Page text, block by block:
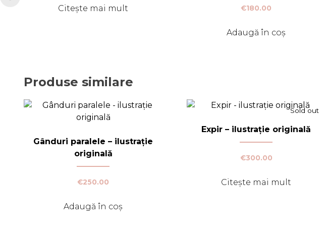
Citește mai mult €180.00
Adaugă în coș
Produse similare
Gânduri paralele – ilustrație
originală
€250.00
Adaugă în coș
Expir – ilustrație originală
€300.00
Sold out
Citește mai mult